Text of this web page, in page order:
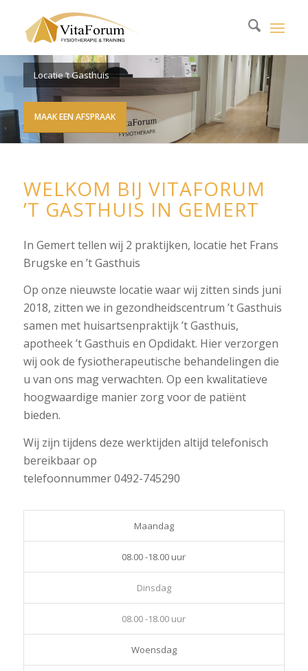
Locatie ’t Gasthuis
MAAK EEN AFSPRAAK
WELKOM BIJ VITAFORUM
’T GASTHUIS IN GEMERT
In Gemert tellen wij 2 praktijken, locatie het Frans
Brugske en ’t Gasthuis
Op onze nieuwste locatie waar wij zitten sinds juni
2018, zitten we in gezondheidscentrum ’t Gasthuis
samen met huisartsenpraktijk ’t Gasthuis,
apotheek ’t Gasthuis en Opdidakt. Hier verzorgen
wij ook de fysiotherapeutische behandelingen die
u van ons mag verwachten. Op een kwalitatieve
hoogwaardige manier zorg voor de patiënt
bieden.
Wij zijn tijdens deze werktijden altijd telefonisch
bereikbaar op
telefoonnummer 0492-745290
Maandag
08.00 -18.00 uur
Dinsdag
08.00 -18.00 uur
Woensdag